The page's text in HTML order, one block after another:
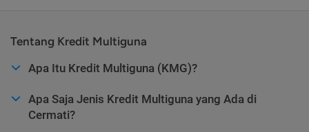
Tentang Kredit Multiguna
Apa Itu Kredit Multiguna (KMG)?
Apa Saja Jenis Kredit Multiguna yang Ada di
Cermati?